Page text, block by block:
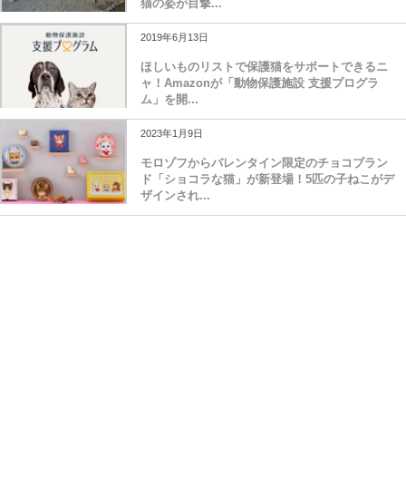
猫の姿が目撃...
2019年6月13日
ほしいものリストで保護猫をサポートできるニ
ャ！Amazonが「動物保護施設 支援プログラ
ム」を開...
2023年1月9日
モロゾフからバレンタイン限定のチョコブラン
ド「ショコラな猫」が新登場！5匹の子ねこがデ
ザインされ...